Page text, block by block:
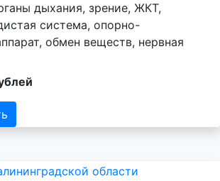
дыхания, зрение, ЖКТ,
система, опорно-
обмен веществ, нервная